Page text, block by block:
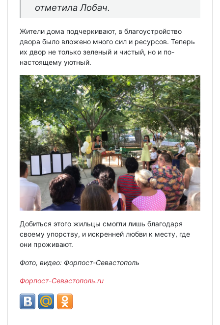
отметила Лобач.
Жители дома подчеркивают, в благоустройство
двора было вложено много сил и ресурсов. Теперь
их двор не только зеленый и чистый, но и по-
настоящему уютный.
Добиться этого жильцы смогли лишь благодаря
своему упорству, и искренней любви к месту, где
они проживают.
Фото, видео: Форпост-Севастополь
Форпост-Севастополь.ru